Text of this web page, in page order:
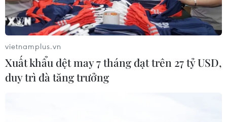
Theo dự thảo phương án tuyển sinh đại học năm 2017
vừa được Bộ Giáo dục công bố, các trường đại học, cao
đẳng có thể lựa chọn trong số bốn phương thức khác
nhau để xét tuyển vào các trường đại học.
vietnamplus.vn
Xuất khẩu dệt may 7 tháng đạt trên 27 tỷ USD,
duy trì đà tăng trưởng